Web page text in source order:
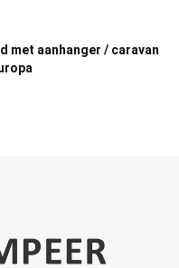
met aanhanger / caravan